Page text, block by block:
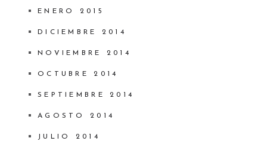
ENERO 2015
DICIEMBRE 2014
NOVIEMBRE 2014
OCTUBRE 2014
SEPTIEMBRE 2014
AGOSTO 2014
JULIO 2014